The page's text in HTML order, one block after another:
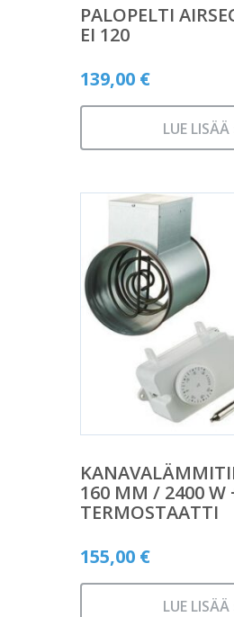
PALOPELTI
EI 120
139,00 €
LUE LISÄÄ
160 MM / 2400 W
TERMOSTAATTI
155,00 €
LUE LISÄÄ